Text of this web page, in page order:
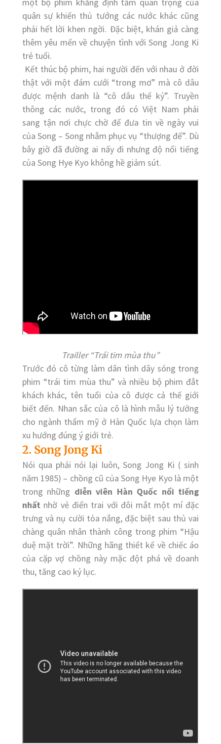
quân sự khiến thủ tướng các nước khác cũng
phải hết lời khen ngời. Đặc biệt, khán giả càng
thêm yêu mến về chuyện tình với Song Jong Ki
trẻ tuổi.
Kết thúc bộ phim, hai người đến với nhau ở đời
thật với một đám cưới “trong mơ” mà cô dâu
được mệnh danh là “cô dâu thế kỷ”. Truyền
thông các nước, trong đó có Việt Nam phải
sang tận nơi chực chờ để đưa tin về ngày vui
của Song – Song nhằm phục vụ “thượng đế”. Dù
bây giờ đã đường ai nấy đi nhưng độ nổi tiếng
của Song Hye Kyo không hề giảm sút.
Trailler “Trái tim mùa thu”
Trước đó cô từng làm dân tình dây sóng trong
phim “trái tim mùa thu” và nhiều bộ phim đắt
khách khác, tên tuổi của cô được cả thế giới
biết đến. Nhan sắc của cô là hình mẫu lý tưởng
cho ngành thẩm mỹ ở Hàn Quốc lựa chọn làm
xu hướng đúng ý giới trẻ.
2. Song Jong Ki
Nói qua phải nói lại luôn, Song Jong Ki ( sinh
năm 1985) – chồng cũ của Song Hye Kyo là một
trong những diễn viên Hàn Quốc nổi tiếng
nhất nhờ vẻ điển trai với đôi mắt một mí đặc
trưng và nụ cười tỏa nắng, đặc biệt sau thủ vai
chàng quân nhân thành công trong phim “Hậu
duệ mặt trời”. Những hãng thiết kế về chiếc áo
của cặp vợ chồng này mặc đột phá về doanh
thu, tăng cao kỷ lục.